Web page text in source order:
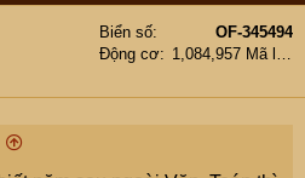
Biển số
OF-345494
Động cơ
1,084,957 Mã lực